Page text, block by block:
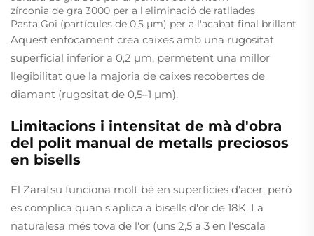
zírconia de gra 3000 per a l'eliminació de ratllades
Pasta Goi (partícules de 0,5 µm) per a l'acabat final brillant
Aquest enfocament crea caixes amb una rugositat
superficial inferior a 0,2 µm, permetent una millor
llegibilitat que la majoria de caixes recobertes de
diamant (rugositat de 0,5–1 µm).
Limitacions i intensitat de mà d'obra
del polit manual de metalls preciosos
en bisells
El Zaratsu funciona molt bé en superfícies d'acer, però
es complica quan s'aplica a bisells d'or de 18K. La
naturalesa més tova de l'or (uns 2,5 a 3 en l'escala